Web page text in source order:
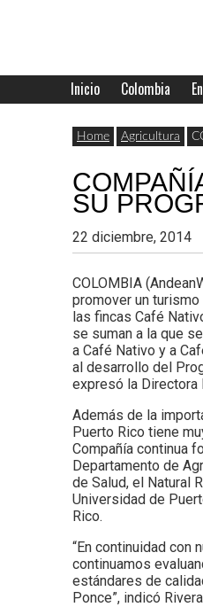
con
Últimas
noticias,
y
actualidad
de
negocios
con
Colombia.
Inicio Colombia
Home Agricultura
SU
22 diciembre, 2014
COLOMBIA
promover un
las fincas Café
se suman a la que
a Café Nativo y a
al desarrollo del
expresó la Directora
Además de la
Puerto Rico tiene
Compañía continua
Departamento de
de Salud, el Natural
Universidad de
Rico.
“En continuidad con
continuamos
estándares de
Ponce”, indicó